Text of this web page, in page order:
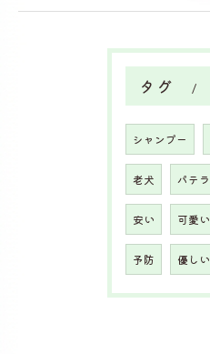
タグ
シャンプー
老犬 パテラ
安い 可愛い
予防 優しい